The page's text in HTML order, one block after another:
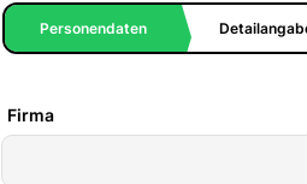
Personendaten
Firma